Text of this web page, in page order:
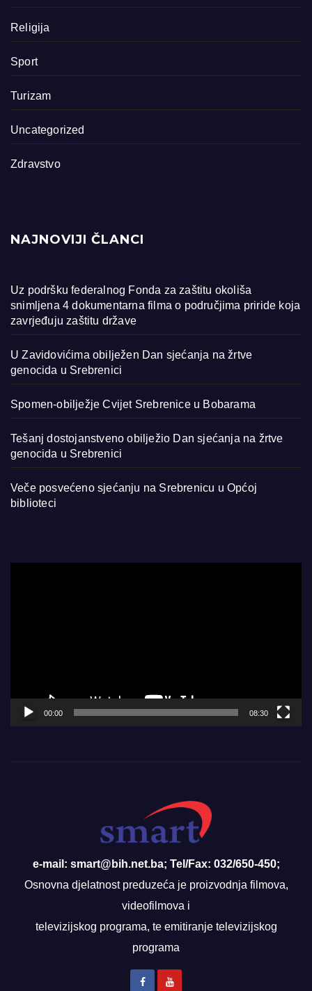
Religija
Sport
Turizam
Uncategorized
Zdravstvo
NAJNOVIJI ČLANCI
Uz podršku federalnog Fonda za zaštitu okoliša
snimljena 4 dokumentarna filma o područjima priride koja
zavrjeđuju zaštitu države
U Zavidovićima obilježen Dan sjećanja na žrtve
genocida u Srebrenici
Spomen-obilježje Cvijet Srebrenice u Bobarama
Tešanj dostojanstveno obilježio Dan sjećanja na žrtve
genocida u Srebrenici
Veče posvećeno sjećanju na Srebrenicu u Općoj
biblioteci
00:00 08:30
e-mail: smart@bih.net.ba; Tel/Fax: 032/650-450;
Osnovna djelatnost preduzeća je proizvodnja filmova,
videofilmova i
televizijskog programa, te emitiranje televizijskog
programa